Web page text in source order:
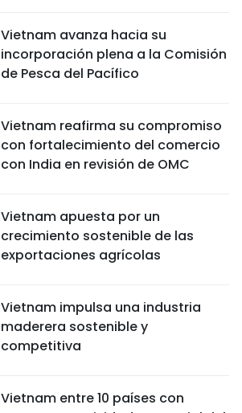
Vietnam avanza hacia su
incorporación plena a la Comisión
de Pesca del Pacífico
Vietnam reafirma su compromiso
con fortalecimiento del comercio
con India en revisión de OMC
Vietnam apuesta por un
crecimiento sostenible de las
exportaciones agrícolas
Vietnam impulsa una industria
maderera sostenible y
competitiva
Vietnam entre 10 países con